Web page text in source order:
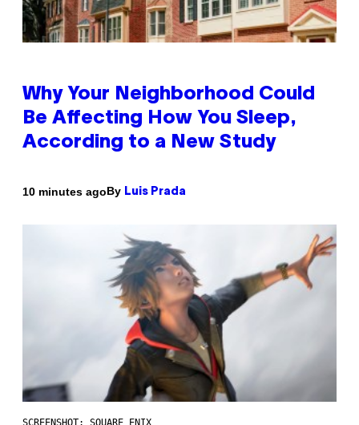
Why Your Neighborhood Could
Be Affecting How You Sleep,
According to a New Study
10 minutes agoBy Luis Prada
SCREENSHOT: SQUARE ENIX